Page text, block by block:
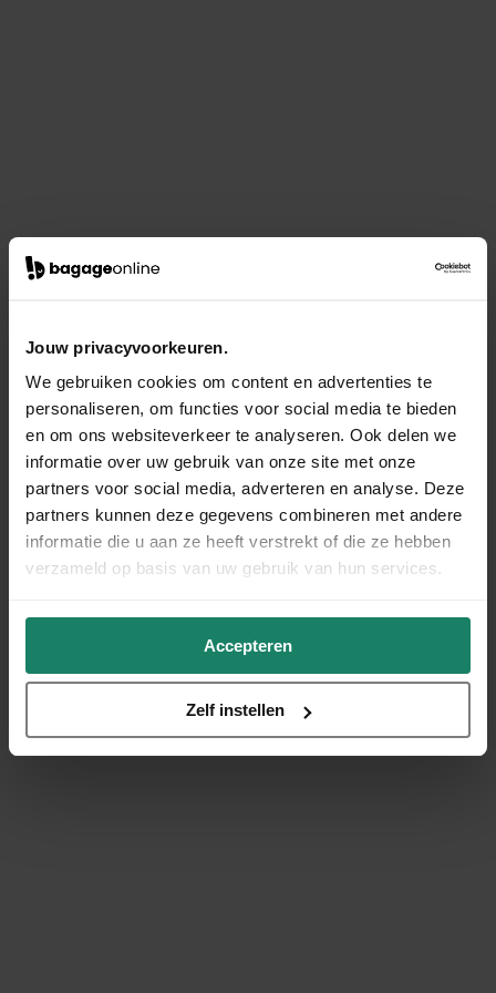
Jouw privacyvoorkeuren.
We gebruiken cookies om content en advertenties te
personaliseren, om functies voor social media te bieden
en om ons websiteverkeer te analyseren. Ook delen we
informatie over uw gebruik van onze site met onze
partners voor social media, adverteren en analyse. Deze
partners kunnen deze gegevens combineren met andere
informatie die u aan ze heeft verstrekt of die ze hebben
verzameld op basis van uw gebruik van hun services.
Accepteren
Zelf instellen